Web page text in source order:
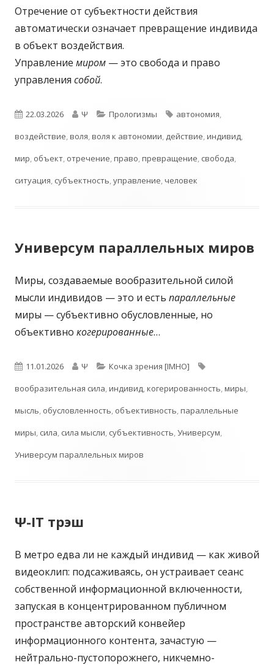
Отречение от субъектности действия
автоматически означает превращение индивида
в объект воздействия.
Управление миром — это свобода и право
управления собой.
Опубликовано
22.03.2026 Автор
Ψ Рубрики
Прологизмы Метки
автономия,
воздействие,воля,воля к автономии, действие,индивид,
мир, объект, отречение,право,превращение, свобода,
ситуация, субъектность,управление,человек
Универсум параллельных миров
Миры, создаваемые вообразительной силой
мысли индивидов — это и есть параллельные
миры — субъективно обусловленные, но
объективно когерированные…
Опубликовано
11.01.2026 Автор
Ψ Рубрики
Кочка зрения [IMHO]
вообразительная сила,индивид,когерированность,миры,
мысль, обусловленность, объективность,параллельные
миры, сила, сила мысли, субъективность,Универсум,
Универсум параллельных миров
Ψ-IT трэш
В метро едва ли не каждый индивид — как живой
видеоклип: подсаживаясь, он устраивает сеанс
собственной информационной включенности,
запуская в концентрированном публичном
пространстве авторский конвейер
информационного контента, зачастую —
нейтрально-пустопорожнего, никчемно-